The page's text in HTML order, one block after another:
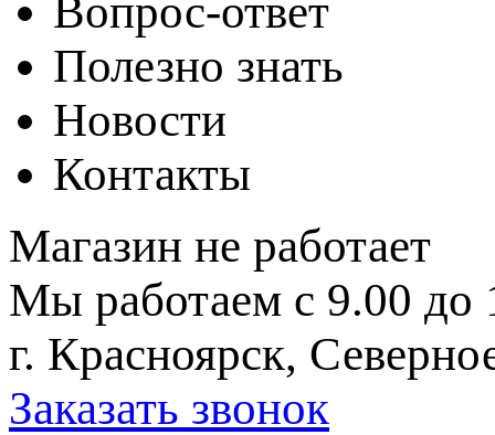
Вопрос-ответ
Полезно знать
Новости
Контакты
Магазин не работает
Мы работаем с 9.00 до
г. Красноярск,
Заказать звонок